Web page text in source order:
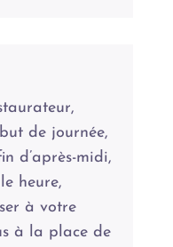
de journée,
d’après-midi,
heure,
à votre
à la place de